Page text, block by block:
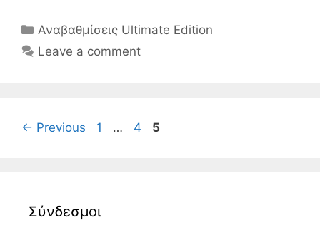
Categories
Αναβαθμίσεις Ultimate Edition
Leave a comment
← Previous Page
1 … Page
4 Page
5
Σύνδεσμοι